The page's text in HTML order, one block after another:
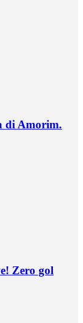
di Amorim.
Zero gol